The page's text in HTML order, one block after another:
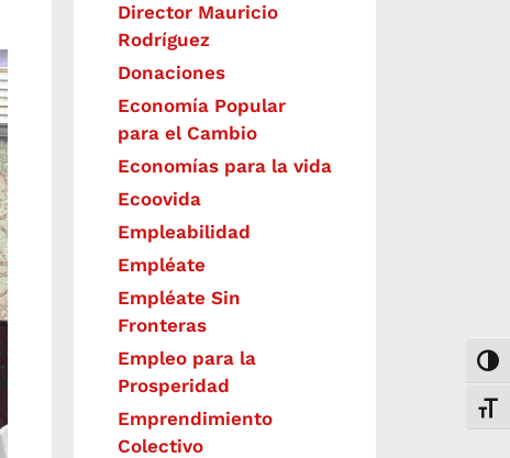
Director Mauricio
Rodríguez
Donaciones
Economía Popular
para el Cambio
Economías para la vida
Ecoovida
Empleabilidad
Empléate
Empléate Sin
Fronteras
Empleo para la
Prosperidad
Emprendimiento
Colectivo